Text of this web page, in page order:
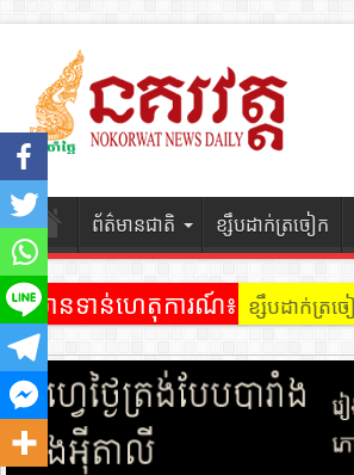
ព័ត៌មានជាតិ ខ្សឹបដាក់ត្រចៀក
ព័ត៌មានទាន់ហេតុការណ៍៖ ខ្សឹបដាក់ត្រ